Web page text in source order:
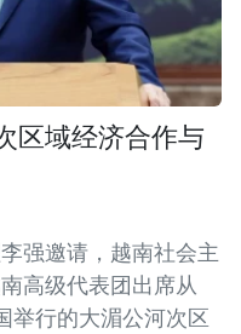
区域经济合作与
强邀请，越南社会主
高级代表团出席从
举行的大湄公河次区